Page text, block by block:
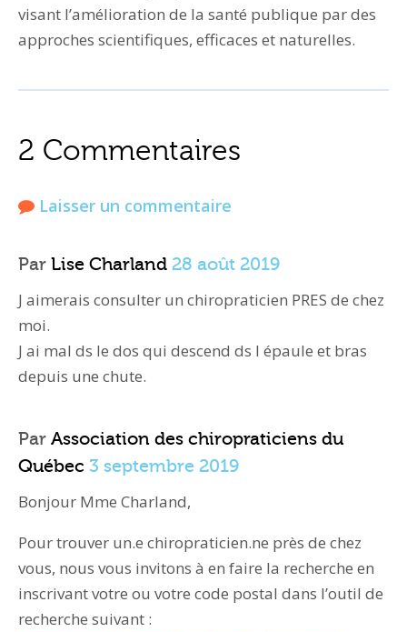
visant l’amélioration de la santé publique par des
approches scientifiques, efficaces et naturelles.
2 Commentaires
Laisser un commentaire
Par Lise Charland 28 août 2019
J aimerais consulter un chiropraticien PRES de chez
moi.
J ai mal ds le dos qui descend ds l épaule et bras
depuis une chute.
Par Association des chiropraticiens du
Québec 3 septembre 2019
Bonjour Mme Charland,
Pour trouver un.e chiropraticien.ne près de chez
vous, nous vous invitons à en faire la recherche en
inscrivant votre ou votre code postal dans l’outil de
recherche suivant :